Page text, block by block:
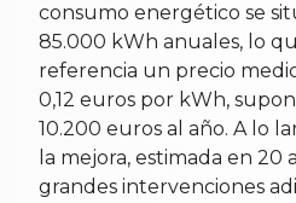
consumo energético se
85.000 kWh anuales, lo
referencia un precio
0,12 euros por kWh,
10.200 euros al año. A lo
la mejora, estimada en 20
grandes intervenciones